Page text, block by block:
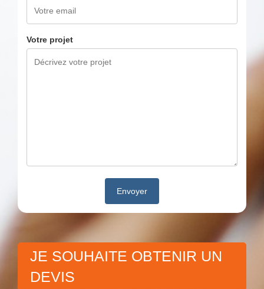
Votre projet
JE SOUHAITE OBTENIR UN
DEVIS